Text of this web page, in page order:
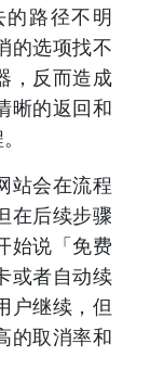
路径不明
的选项找不
，反而造成
晰的返回和
站会在流程
在后续步骤
始说「免费
或者自动续
户继续，但
的取消率和